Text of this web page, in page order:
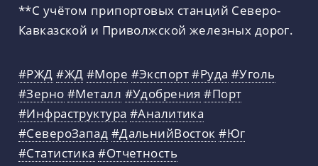
**С учётом припортовых станций Северо-
Кавказской и Приволжской железных дорог.
#РЖД #ЖД #Море #Экспорт#Руда #Уголь
#Зерно #Металл #Удобрения #Порт
#Инфраструктура #Аналитика
#СевероЗапад #ДальнийВосток #Юг
#Статистика #Отчетность